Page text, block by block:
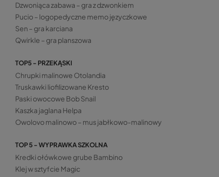
Dzwoniąca zabawa – gra z dzwonkiem
Pucio – logopedyczne memo języczkowe
Sen – gra karciana
Qwirkle – gra planszowa
TOP5 - PRZEKĄSKI
Chrupki malinowe Otolandia
Truskawki liofilizowane Kresto
Paski owocowe Bob Snail
Kaszka jaglana Helpa
Owolovo malinowo – mus jabłkowo-malinowy
TOP 5 - WYPRAWKA SZKOLNA
Kredki ołówkowe grube Bambino
Klej w sztyfcie Magic